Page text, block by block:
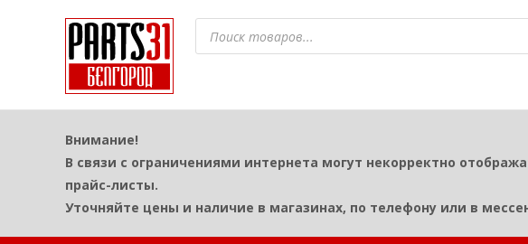
Поиск
товаров
Внимание!
В связи с ограничениями интернета могут некорректно
прайс-листы.
Уточняйте цены и наличие в магазинах, по телефону или в